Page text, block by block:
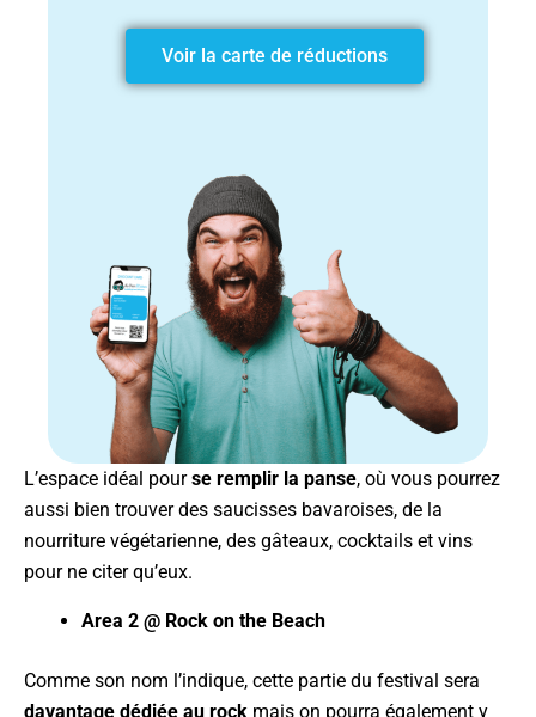
Voir la carte de réductions
L’espace idéal pourse remplir la panse, où vous pourrez
aussi bien trouver des saucisses bavaroises, de la
nourriture végétarienne, des gâteaux, cocktails et vins
pour ne citer qu’eux.
Area 2 @ Rock on the Beach
Comme son nom l’indique, cette partie du festival sera
davantage dédiée au rock mais on pourra également y